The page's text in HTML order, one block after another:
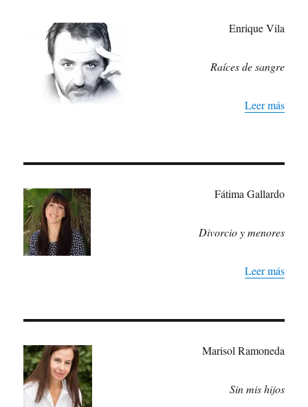
Enrique Vila
Raíces de sangre
Leer más
Fátima Gallardo
Divorcio y menores
Leer más
Marisol Ramoneda
Sin mis hijos